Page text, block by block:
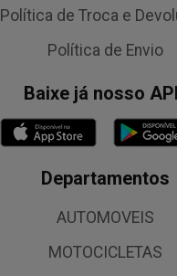
Política de Troca e
Política de Envio
Baixe já nosso
Departamentos
AUTOMOVEIS
MOTOCICLETAS